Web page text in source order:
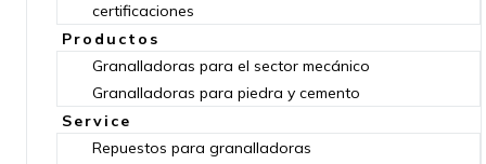
certificaciones
Productos
Granalladoras para el sector mecánico
Granalladoras para piedra y cemento
Service
Repuestos para granalladoras